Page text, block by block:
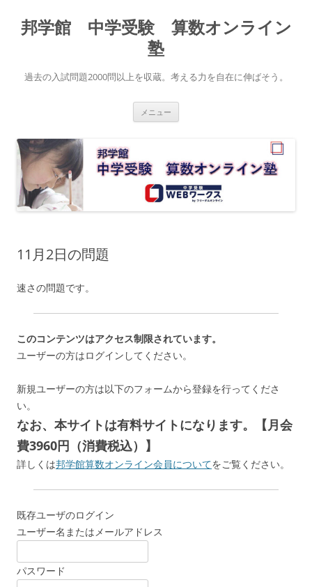
テ
ン
キ
ッ
邦学館 中学受験 算数オンライン
塾
過去の入試問題2000問以上を収蔵。考える力を自在に伸ばそう。
メニュー
11月2日の問題
速さの問題です。
このコンテンツはアクセス制限されています。
ユーザーの方はログインしてください。
新規ユーザーの方は以下のフォームから登録を行ってくださ
い。
なお、本サイトは有料サイトになります。【月会
費3960円（消費税込）】
詳しくは邦学館算数オンライン会員についてをご覧ください。
既存ユーザのログイン
ユーザー名またはメールアドレス
パスワード